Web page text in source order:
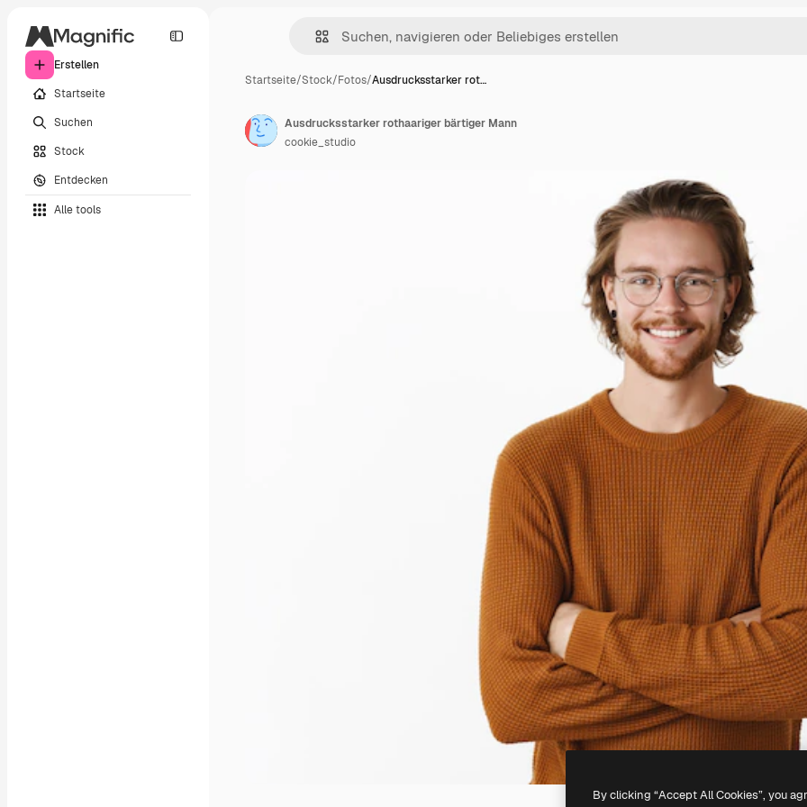
Erstellen
Startseite
Suchen
Stock
Entdecken
Alle tools
Startseite/Stock/Fotos/Ausdrucksstarker rot…
Ausdrucksstarker rothaariger bärtiger Mann
cookie_studio
By clicking “Accept All Cookies”, you